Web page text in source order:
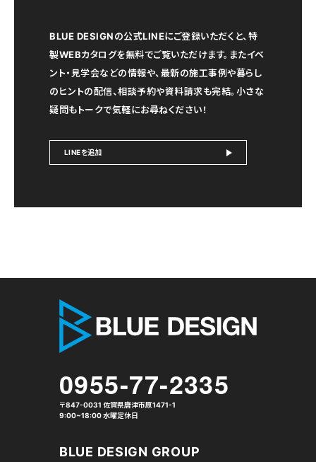
BLUE DESIGNの公式LINEにご登録いただくと、特
製WEBカタログを無料でご覧いただけます。またイベ
ント・見学会などの情報や、最新の施工事例や暮らし
のヒントの配信、相談予約や資料請求も完結。小さな
疑問もトークで気軽にお尋ねください！
LINEを追加
0955-77-2335
〒847-0031 佐賀県唐津市原1471-1
9:00~18:00 水曜定休日
BLUE DESIGN GROUP